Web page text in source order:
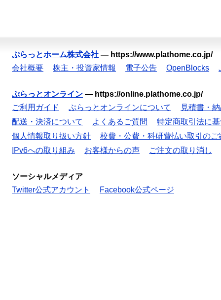
ぷらっとホーム株式会社 — https://www.plathome.co.jp/
会社概要
株主・投資家情報 電子公告 OpenBlocks
ぷらっとオンライン — https://online.plathome.co.jp/
ご利用ガイド
ぷらっとオンラインについて
見積書・
配送・決済について
よくあるご質問
特定商取引法に
個人情報取り扱い方針
校費・公費・科研費払い取引のご
IPv6への取り組み
お客様からの声 ご注文の取り消し
ソーシャルメディア
Twitter公式アカウント
Facebook公式ページ